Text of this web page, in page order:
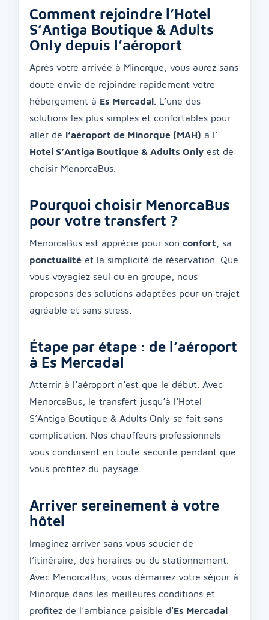
Comment rejoindre l’Hotel
S’Antiga Boutique & Adults
Only depuis l’aéroport
Après votre arrivée à Minorque, vous aurez sans
doute envie de rejoindre rapidement votre
hébergement à Es Mercadal . L’une des
solutions les plus simples et confortables pour
aller de l’aéroport de Minorque (MAH) à l’
Hotel S’Antiga Boutique & Adults Only est de
choisir MenorcaBus.
Pourquoi choisir MenorcaBus
pour votre transfert ?
MenorcaBus est apprécié pour son confort , sa
ponctualité et la simplicité de réservation. Que
vous voyagiez seul ou en groupe, nous
proposons des solutions adaptées pour un trajet
agréable et sans stress.
Étape par étape : de l’aéroport
à Es Mercadal
Atterrir à l’aéroport n’est que le début. Avec
MenorcaBus, le transfert jusqu’à l’Hotel
S’Antiga Boutique & Adults Only se fait sans
complication. Nos chauffeurs professionnels
vous conduisent en toute sécurité pendant que
vous profitez du paysage.
Arriver sereinement à votre
hôtel
Imaginez arriver sans vous soucier de
l’itinéraire, des horaires ou du stationnement.
Avec MenorcaBus, vous démarrez votre séjour à
Minorque dans les meilleures conditions et
profitez de l’ambiance paisible d’Es Mercadal